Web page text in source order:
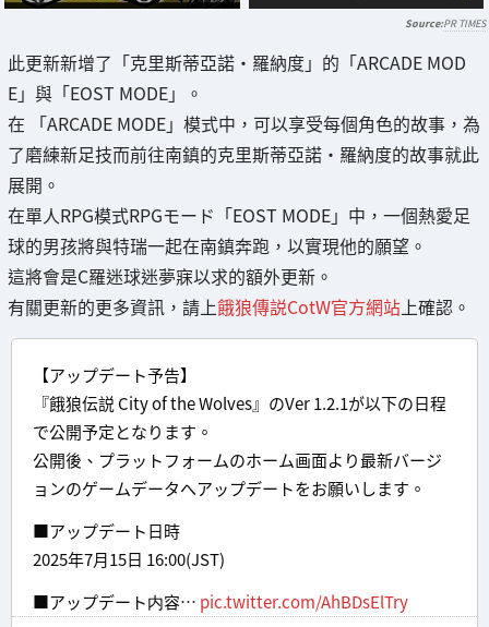
PR TIMES
此更新新增了「克里斯蒂亞諾·羅納度」的「ARCADE MOD
E」與「EOST MODE」。
在 「ARCADE MODE」模式中，可以享受每個角色的故事，為
了磨練新足技而前往南鎮的克里斯蒂亞諾·羅納度的故事就此
展開。
在單人RPG模式RPGモード「EOST MODE」中，一個熱愛足
球的男孩將與特瑞一起在南鎮奔跑，以實現他的願望。
這將會是C羅迷球迷夢寐以求的額外更新。
有關更新的更多資訊，請上餓狼傳説CotW官方網站上確認。
【アップデート予告】
『餓狼伝説 City of the Wolves』のVer 1.2.1が以下の日程
で公開予定となります。
公開後、プラットフォームのホーム画面より最新バージ
ョンのゲームデータへアップデートをお願いします。
■アップデート日時
2025年7月15日 16:00(JST)
■アップデート内容… pic.twitter.com/AhBDsElTry